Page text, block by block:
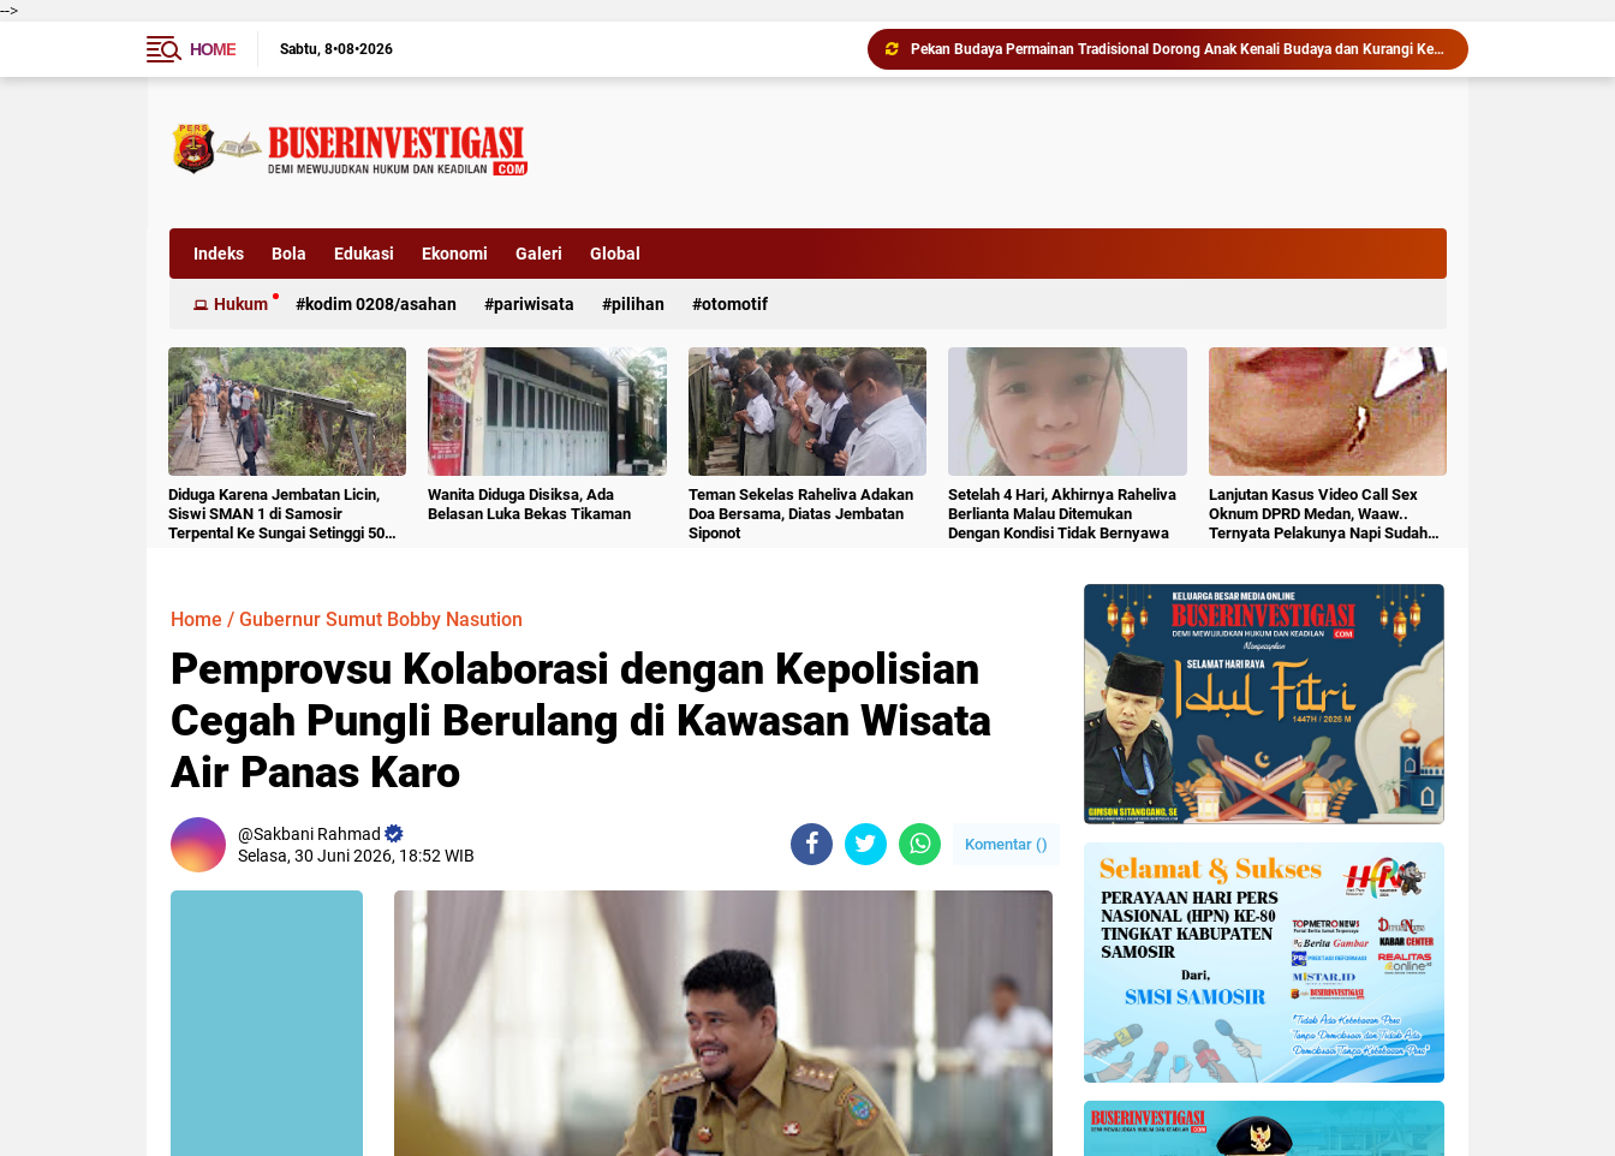
-->
HOME
Sabtu 8•08•2026
Pekan Budaya Permainan Tradisional Dorong Anak Kenali Budaya dan Kurangi Ketergantungan Gadget
Jambore Anak TK/RA Bandar Khalipah Jadi Contoh Kolaborasi Desa
Indeks Bola Edukasi Ekonomi Galeri Global
Hukum kodim 0208/asahan pariwisata pilihan otomotif
Diduga Karena Jembatan Licin,
Siswi SMAN 1 di Samosir
Terpental Ke Sungai Setinggi 50
Wanita Diduga Disiksa, Ada
Belasan Luka Bekas Tikaman
Teman Sekelas Raheliva Adakan
Doa Bersama, Diatas Jembatan
Siponot
Setelah 4 Hari, Akhirnya Raheliva
Berlianta Malau Ditemukan
Dengan Kondisi Tidak Bernyawa
Lanjutan Kasus Video Call Sex
Oknum DPRD Medan, Waaw..
Ternyata Pelakunya Napi Sudah
Home / Gubernur Sumut Bobby Nasution
Pemprovsu Kolaborasi dengan Kepolisian
Cegah Pungli Berulang di Kawasan Wisata
Air Panas Karo
Sakbani Rahmad
Selasa, 30 Juni 2026, 18:52 WIB
Komentar ()